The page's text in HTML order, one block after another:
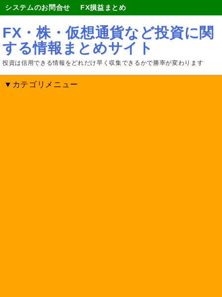
システムのお問合せ FX損益まとめ
FX・株・仮想通貨など投資に関
する情報まとめサイト
投資は信用できる情報をどれだけ早く収集できるかで勝率が変わります
▼カテゴリメニュー